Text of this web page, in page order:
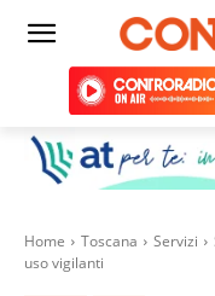
Home Toscana Servizi
uso vigilanti